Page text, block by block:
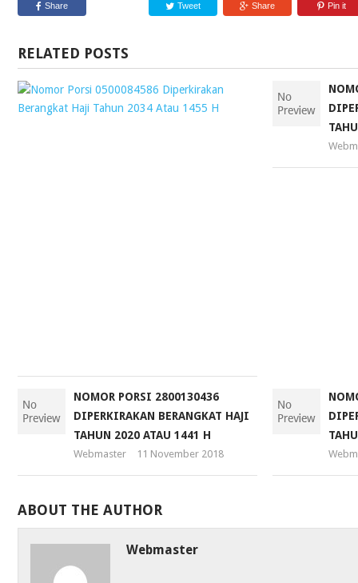
Share Tweet Share Pin it
RELATED POSTS
PORSI
DIPERKIRAKAN
BERANGKAT
NOMOR PORSI 2800130436
DIPERKIRAKAN BERANGKAT HAJI
TAHUN 2020 ATAU 1441 H
Webmaster 11 November 2018
ABOUT THE AUTHOR
Webmaster